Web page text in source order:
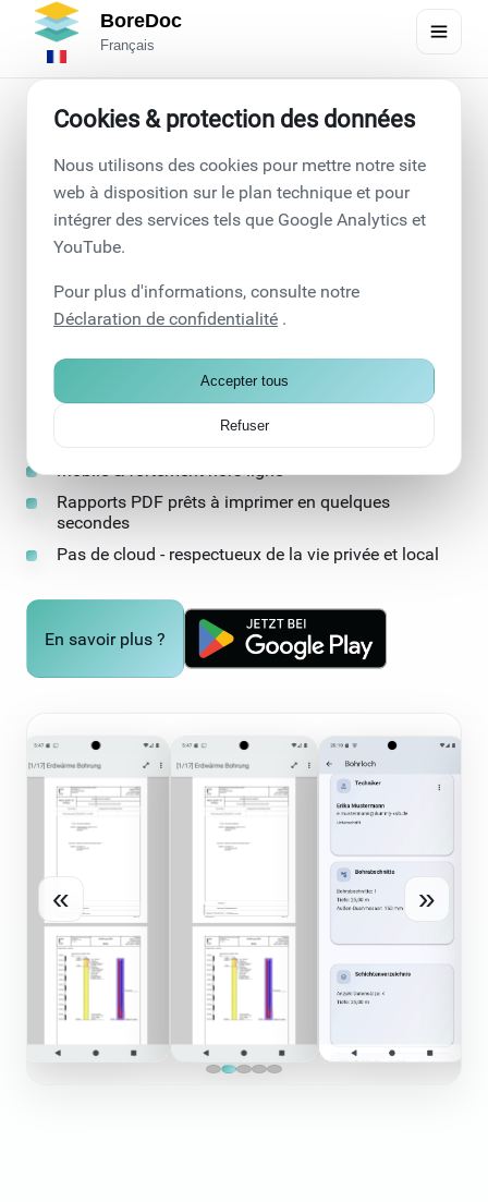
BoreDoc
Français
Cookies & protection des données
Nous utilisons des cookies pour mettre notre site
web à disposition sur le plan technique et pour
intégrer des services tels que Google Analytics et
YouTube.
Pour plus d'informations, consulte notre
Déclaration de confidentialité .
Refuser
Accepter tous
BoreDoc - Documentation
numérique de forage. Facile
à utiliser. Hors ligne. Fiable.
Avec BoreDoc, vous saisissez les données de forage
directement sur place - de manière structurée, mobile et
sans paperasserie. L'application crée des rapports prêts
à être imprimés, fonctionne également hors ligne et
protège vos données conformément au RGPD.
Mobile & fortement hors ligne
Rapports PDF prêts à imprimer en quelques
secondes
Pas de cloud - respectueux de la vie privée et local
En savoir plus ?
« »